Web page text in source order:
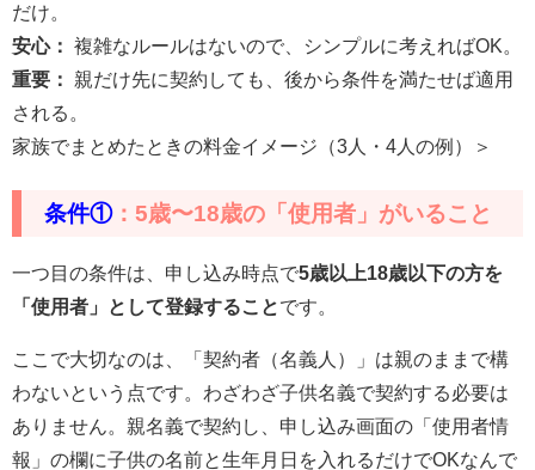
だけ。
安心：
複雑なルールはないので、シンプルに考えればOK。
重要：
親だけ先に契約しても、後から条件を満たせば適用
される。
家族でまとめたときの料金イメージ（3人・4人の例）＞
条件①：5歳〜18歳の「使用者」がいること
一つ目の条件は、申し込み時点で5歳以上18歳以下の方を
「使用者」として登録することです。
ここで大切なのは、「契約者（名義人）」は親のままで構
わないという点です。わざわざ子供名義で契約する必要は
ありません。親名義で契約し、申し込み画面の「使用者情
報」の欄に子供の名前と生年月日を入れるだけでOKなんで